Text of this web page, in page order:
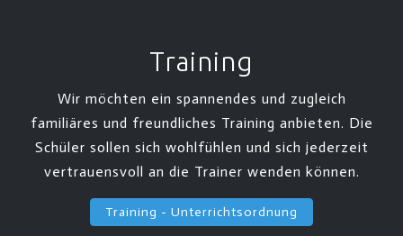
Training
Wir möchten ein spannendes und zugleich
familiäres und freundliches Training anbieten. Die
Schüler sollen sich wohlfühlen und sich jederzeit
vertrauensvoll an die Trainer wenden können.
Training - Unterrichtsordnung